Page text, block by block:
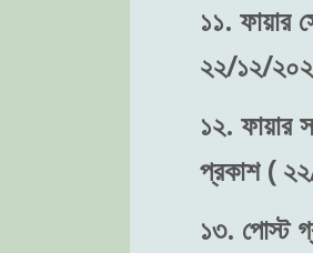
১১. ফায়ার
২২/১২/
১২. ফায়ার
প্রকাশ (
১৩. পোস্ট